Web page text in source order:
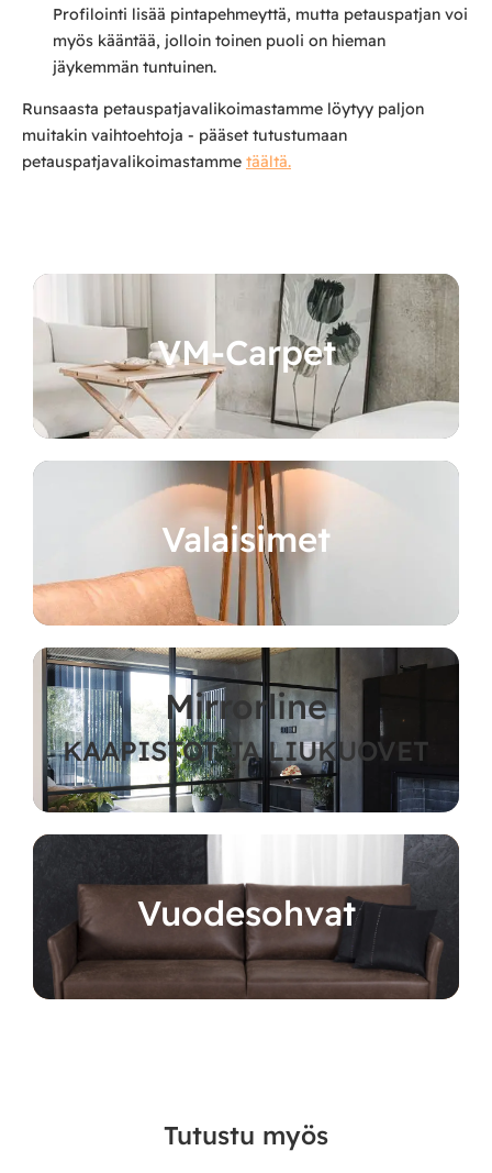
Profilointi lisää pintapehmeyttä, mutta petauspatjan voi
myös kääntää, jolloin toinen puoli on hieman
jäykemmän tuntuinen.
Runsaasta petauspatjavalikoimastamme löytyy paljon
muitakin vaihtoehtoja - pääset tutustumaan
petauspatjavalikoimastamme täältä.
VM-Carpet
Valaisimet
Mirrorline
KAAPISTOT JA LIUKUOVET
Vuodesohvat
Tutustu myös